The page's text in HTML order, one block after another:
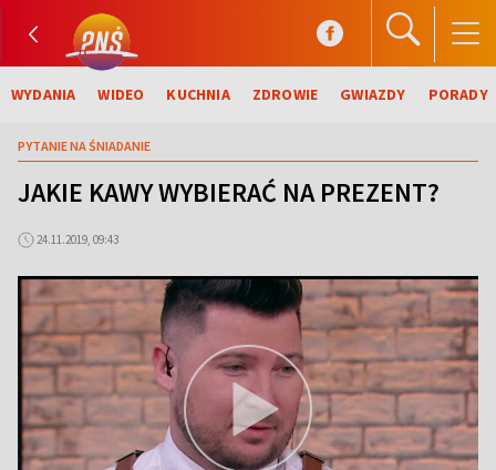
WYDANIA WIDEO KUCHNIA ZDROWIE GWIAZDY PORADY
PYTANIE NA ŚNIADANIE
JAKIE KAWY WYBIERAĆ NA PREZENT?
24.11.2019, 09:43